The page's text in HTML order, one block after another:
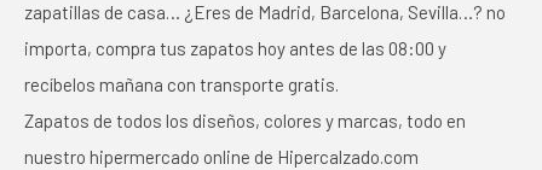
zapatillas de casa… ¿Eres de Madrid, Barcelona, Sevilla…? no
importa, compra tus zapatos hoy antes de las 08:00 y
recíbelos mañana con transporte gratis.
Zapatos de todos los diseños, colores y marcas, todo en
nuestro hipermercado online de Hipercalzado.com